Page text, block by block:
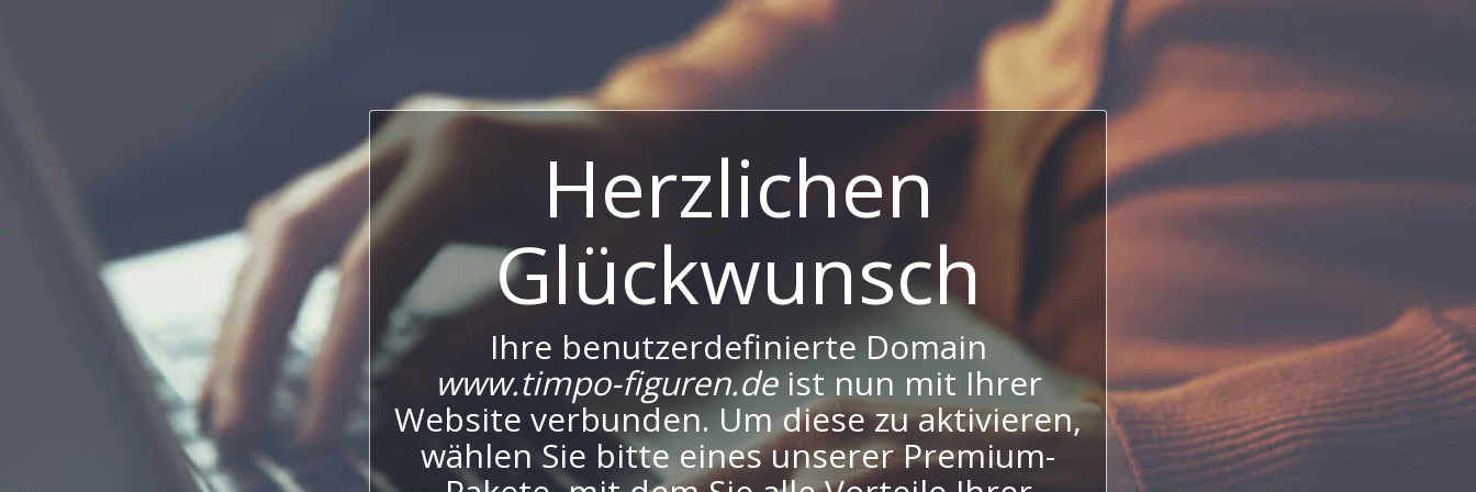
Herzlichen
Glückwunsch
Ihre benutzerdefinierte Domain
www.timpo-figuren.deist nun mit Ihrer
Website verbunden. Um diese zu aktivieren,
wählen Sie bitte eines unserer Premium-